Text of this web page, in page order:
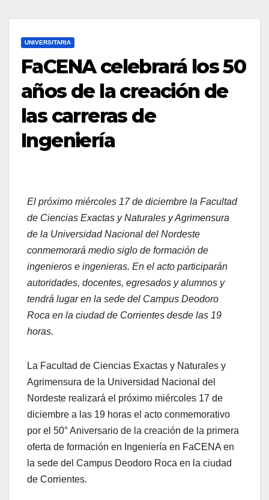
UNIVERSITARIA
FaCENA celebrará los 50
años de la creación de
las carreras de
Ingeniería
El próximo miércoles 17 de diciembre la Facultad
de Ciencias Exactas y Naturales y Agrimensura
de la Universidad Nacional del Nordeste
conmemorará medio siglo de formación de
ingenieros e ingenieras. En el acto participarán
autoridades, docentes, egresados y alumnos y
tendrá lugar en la sede del Campus Deodoro
Roca en la ciudad de Corrientes desde las 19
horas.
La Facultad de Ciencias Exactas y Naturales y
Agrimensura de la Universidad Nacional del
Nordeste realizará el próximo miércoles 17 de
diciembre a las 19 horas el acto conmemorativo
por el 50° Aniversario de la creación de la primera
oferta de formación en Ingeniería en FaCENA en
la sede del Campus Deodoro Roca en la ciudad
de Corrientes.